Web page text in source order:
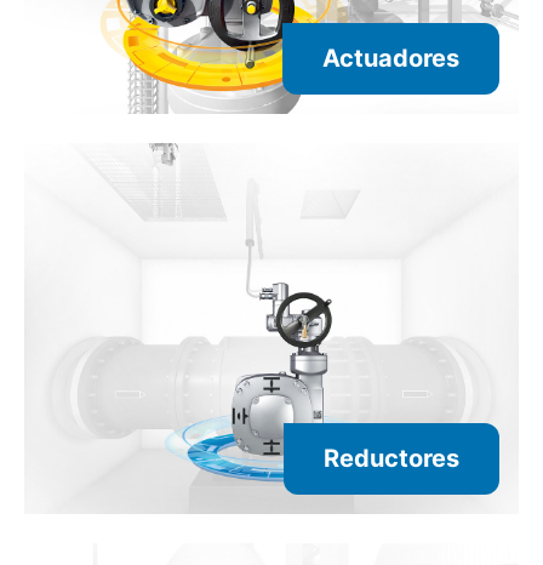
Actuadores
Reductores